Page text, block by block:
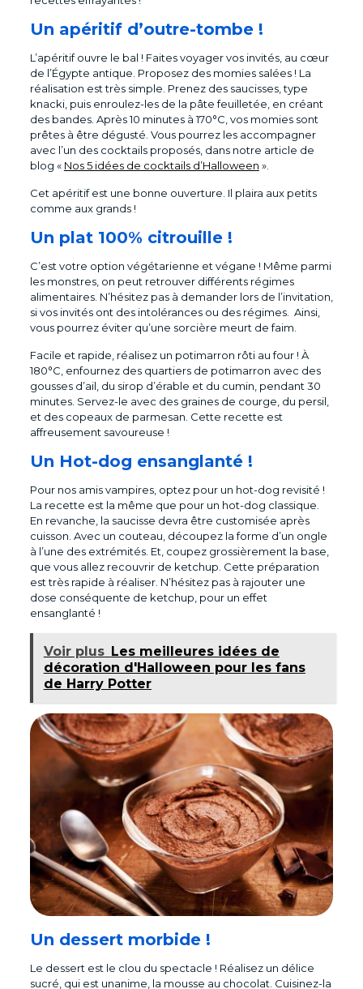
Un apéritif d’outre-tombe !
L’apéritif ouvre le bal ! Faites voyager vos invités, au cœur
de l’Égypte antique. Proposez des momies salées ! La
réalisation est très simple. Prenez des saucisses, type
knacki, puis enroulez-les de la pâte feuilletée, en créant
des bandes. Après 10 minutes à 170°C, vos momies sont
prêtes à être dégusté. Vous pourrez les accompagner
avec l’un des cocktails proposés, dans notre article de
blog « Nos 5 idées de cocktails d’Halloween ».
Cet apéritif est une bonne ouverture. Il plaira aux petits
comme aux grands !
Un plat 100% citrouille !
C’est votre option végétarienne et végane ! Même parmi
les monstres, on peut retrouver différents régimes
alimentaires. N’hésitez pas à demander lors de l’invitation,
si vos invités ont des intolérances ou des régimes. Ainsi,
vous pourrez éviter qu’une sorcière meurt de faim.
Facile et rapide, réalisez un potimarron rôti au four ! À
180°C, enfournez des quartiers de potimarron avec des
gousses d’ail, du sirop d’érable et du cumin, pendant 30
minutes. Servez-le avec des graines de courge, du persil,
et des copeaux de parmesan. Cette recette est
affreusement savoureuse !
Un Hot-dog ensanglanté !
Pour nos amis vampires, optez pour un hot-dog revisité !
La recette est la même que pour un hot-dog classique.
En revanche, la saucisse devra être customisée après
cuisson. Avec un couteau, découpez la forme d’un ongle
à l’une des extrémités. Et, coupez grossièrement la base,
que vous allez recouvrir de ketchup. Cette préparation
est très rapide à réaliser. N’hésitez pas à rajouter une
dose conséquente de ketchup, pour un effet
ensanglanté !
Voir plus Les meilleures idées de
décoration d'Halloween pour les fans
de Harry Potter
Un dessert morbide !
Le dessert est le clou du spectacle ! Réalisez un délice
sucré, qui est unanime, la mousse au chocolat. Cuisinez-la